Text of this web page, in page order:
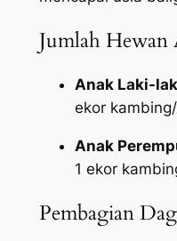
Jumlah Hewan
Anak Laki-
ekor
Anak
1 ekor
Pembagian